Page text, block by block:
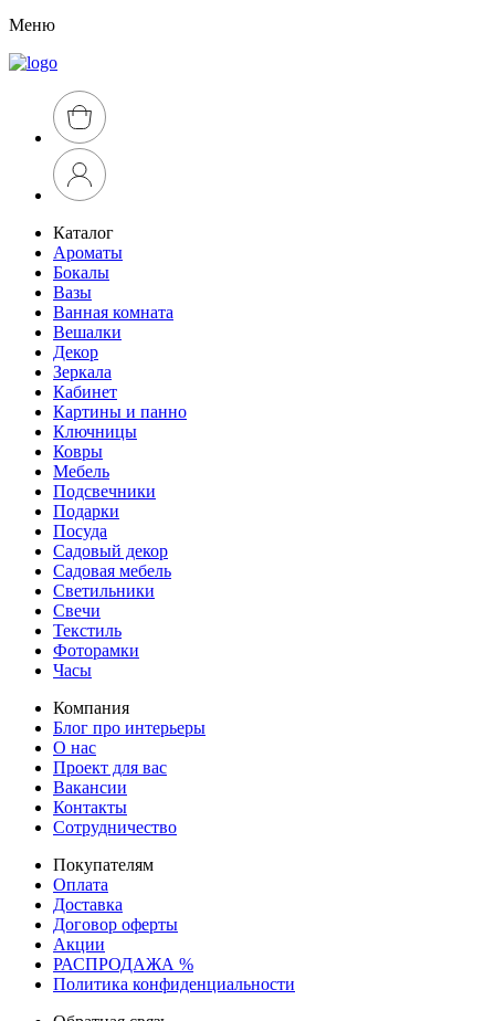
Меню
Каталог
Ароматы
Бокалы
Вазы
Ванная комната
Вешалки
Декор
Зеркала
Кабинет
Картины и панно
Ключницы
Ковры
Мебель
Подсвечники
Подарки
Посуда
Садовый декор
Садовая мебель
Светильники
Свечи
Текстиль
Фоторамки
Часы
Компания
Блог про интерьеры
О нас
Проект для вас
Вакансии
Контакты
Сотрудничество
Покупателям
Оплата
Доставка
Договор оферты
Акции
РАСПРОДАЖА %
Политика конфиденциальности